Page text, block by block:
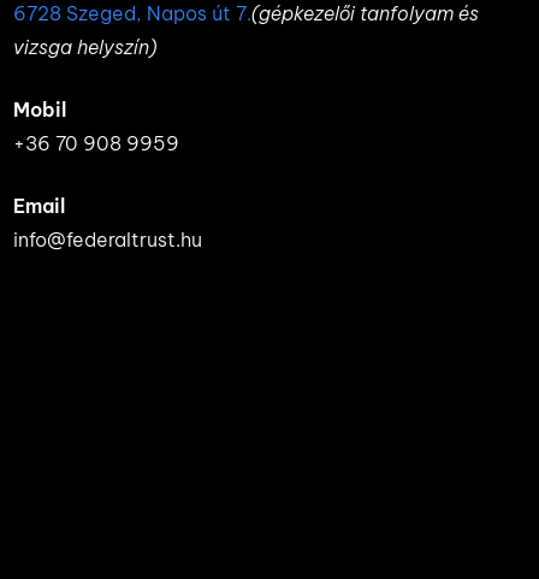
6728 Szeged, Napos út 7.(gépkezelői tanfolyam és
vizsga helyszín)
Mobil
+36 70 908 9959
Email
info@federaltrust.hu